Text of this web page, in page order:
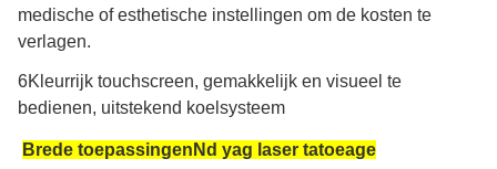
medische of esthetische instellingen om de kosten te
verlagen.
6Kleurrijk touchscreen, gemakkelijk en visueel te
bedienen, uitstekend koelsysteem
Brede toepassingen Nd yag laser tatoeage